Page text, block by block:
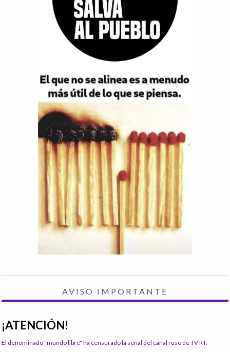
AVISO IMPORTANTE
¡ATENCIÓN!
El denominado "mundo libre" ha censurado la señal del canal ruso de TV RT.